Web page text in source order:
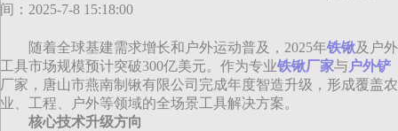
间：2025-7-8 15:18:00
随着全球基建需求增长和户外运动普及，2025年铁锹及户外
工具市场规模预计突破300亿美元。作为专业铁锹厂家与 户外铲
厂家，唐山市燕南制锹有限公司完成年度智造升级，形成覆盖农
业、工程、户外等领域的全场景工具解决方案。
核心技术升级方向